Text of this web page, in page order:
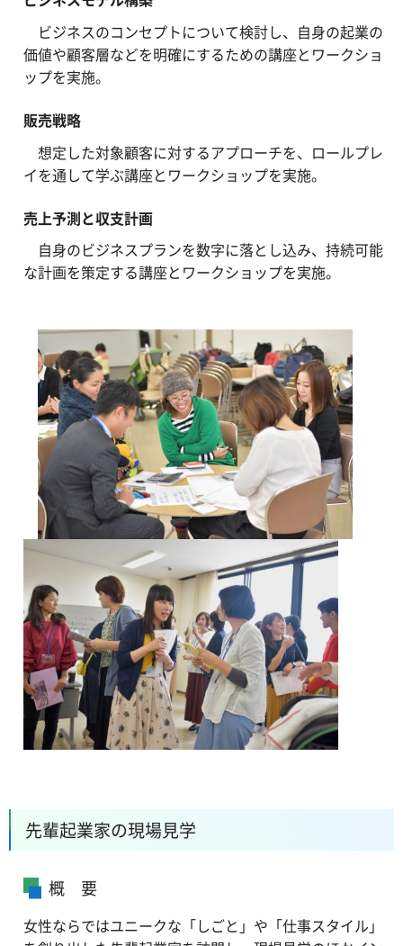
ビジネスのコンセプトについて検討し、自身の起業の
価値や顧客層などを明確にするための講座とワークショ
ップを実施。
販売戦略
想定した対象顧客に対するアプローチを、ロールプレ
イを通して学ぶ講座とワークショップを実施。
売上予測と収支計画
自身のビジネスプランを数字に落とし込み、持続可能
な計画を策定する講座とワークショップを実施。
先輩起業家の現場見学
概 要
女性ならではユニークな「しごと」や「仕事スタイル」